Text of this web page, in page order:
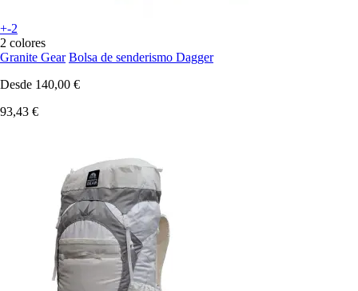
+-2
2 colores
Granite Gear Bolsa de senderismo Dagger
Desde 140,00 €
93,43 €